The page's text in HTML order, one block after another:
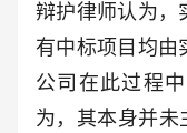
辩护律师认为，
有中标项目均由
公司在此过程
为，其本身并未